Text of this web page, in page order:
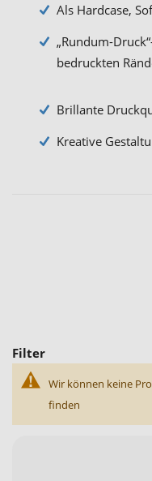
Als Hardcase,
„Rundum-
bedruckten
Brillante
Kreative
Filter
Wir können keine
finden